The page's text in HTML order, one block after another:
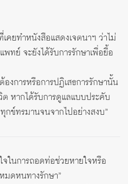
คยทำหนังสือแสดงเจตนาฯ ว่าไม่
พทย์ จะยังได้รับการรักษาเพื่อยื้อ
องการหรือการปฏิเสธการรักษานั้น
ต หากได้รับการดูแลแบบประคับ
กข์ทรมานจนจากไปอย่างสงบ”
ในการถอดท่อช่วยหายใจหรือ
ดหนทางรักษา”